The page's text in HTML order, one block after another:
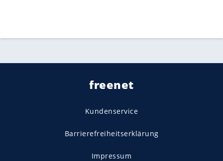
freenet
Kundenservice
Barrierefreiheitserklärung
Impressum